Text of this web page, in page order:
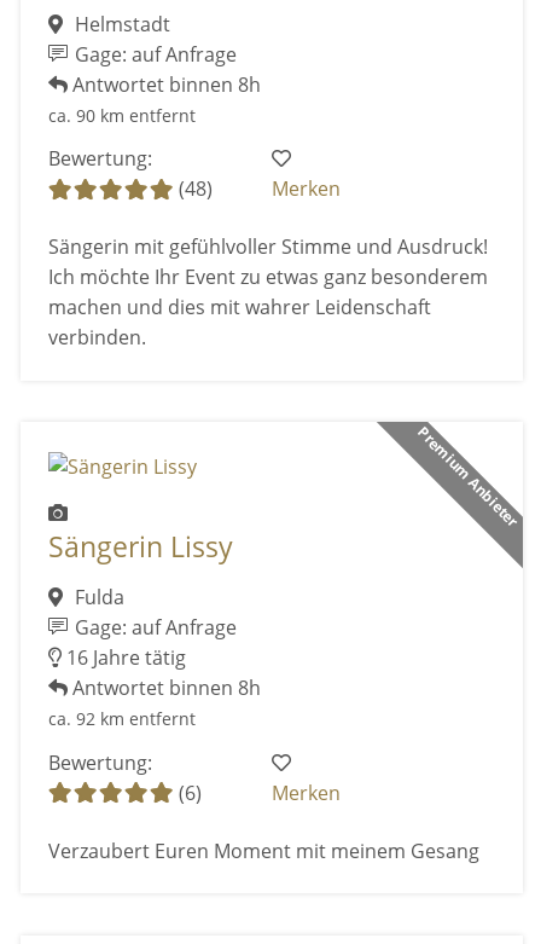
Helmstadt
Gage: auf Anfrage
Antwortet binnen 8h
ca. 90 km entfernt
Bewertung:
(48)
Merken
Sängerin mit gefühlvoller Stimme und Ausdruck!
Ich möchte Ihr Event zu etwas ganz besonderem
machen und dies mit wahrer Leidenschaft
verbinden.
Premium Anbieter
Sängerin Lissy
Fulda
Gage: auf Anfrage
16 Jahre tätig
Antwortet binnen 8h
ca. 92 km entfernt
Bewertung:
(6)
Merken
Verzaubert Euren Moment mit meinem Gesang